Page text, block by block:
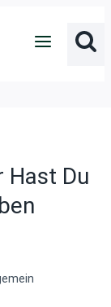
Hast Du